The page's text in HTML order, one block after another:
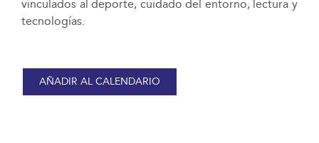
vinculados al deporte, cuidado del entorno, lectura y
tecnologías.
AÑADIR AL CALENDARIO